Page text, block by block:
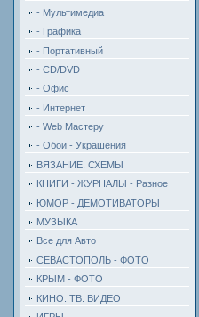
- Мультимедиа
- Графика
- Портативный
- CD/DVD
- Офис
- Интернет
- Web Мастеру
- Обои - Украшения
ВЯЗАНИЕ. СХЕМЫ
КНИГИ - ЖУРНАЛЫ - Разное
ЮМОР - ДЕМОТИВАТОРЫ
МУЗЫКА
Все для Авто
СЕВАСТОПОЛЬ - ФОТО
КРЫМ - ФОТО
КИНО. ТВ. ВИДЕО